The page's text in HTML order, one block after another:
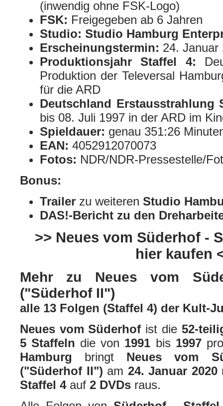
(inwendig ohne FSK-Logo)
FSK: Freigegeben ab 6 Jahren
Studio: Studio Hamburg
Erscheinungstermin: 24. Januar
Produktionsjahr Staffel 4:
Produktion der Televersal
für die ARD
Deutschland Erstausstrahlung
bis 08. Juli 1997 in der ARD im
Spieldauer: genau 351:26
EAN: 4052912070073
Fotos: NDR/NDR-Pressestelle/
Bonus:
Trailer zu weiteren Studio
DAS!-Bericht zu den
>> Neues vom Süderhof -
hier kaufen
Mehr zu Neues vom
("Süderhof II")
alle 13 Folgen (Staffel 4) der Kult-
Neues vom Süderhof ist die 52-
5 Staffeln die von 1991 bis 1997
Hamburg bringt Neues vom
("Süderhof II") am 24. Januar 2020
Staffel 4auf 2 DVDs raus.